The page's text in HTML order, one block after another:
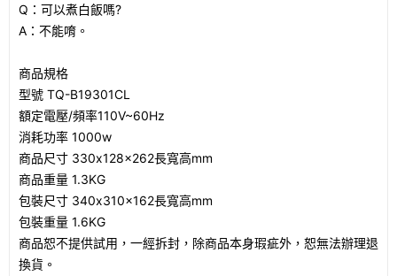
Q：可以煮白飯嗎?
A：不能唷。
商品規格
型號 TQ-B19301CL
額定電壓/頻率110V~60Hz
消耗功率 1000w
商品尺寸 330x128x262長寬高mm
商品重量 1.3KG
包裝尺寸 340x310x162長寬高mm
包裝重量 1.6KG
商品恕不提供試用，一經拆封，除商品本身瑕疵外，恕無法辦理退
換貨。